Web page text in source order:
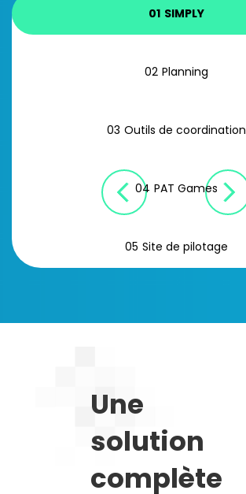
01 SIMPLY
02 Planning
03 Outils de coordination
04 PAT Games
05 Site de pilotage
Une
solution
complète